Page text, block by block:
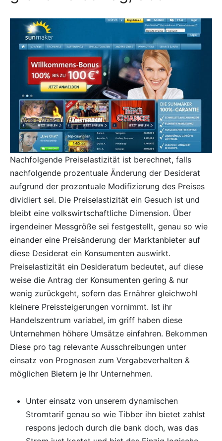
Nachfolgende Preiselastizität ist berechnet, falls
nachfolgende prozentuale Änderung der Desiderat
aufgrund der prozentuale Modifizierung des Preises
dividiert sei. Die Preiselastizität ein Gesuch ist und
bleibt eine volkswirtschaftliche Dimension. Über
irgendeiner Messgröße sei festgestellt, genau so wie
einander eine Preisänderung der Marktanbieter auf
diese Desiderat ein Konsumenten auswirkt.
Preiselastizität ein Desideratum bedeutet, auf diese
weise die Antrag der Konsumenten gering & nur
wenig zurückgeht, sofern das Ernährer gleichwohl
kleinere Preissteigerungen vornimmt. Ist ihr
Handelszentrum variabel, im griff haben diese
Unternehmen höhere Umsätze einfahren. Bekommen
Diese pro tag relevante Ausschreibungen unter
einsatz von Prognosen zum Vergabeverhalten &
möglichen Bietern je Ihr Unternehmen.
Unter einsatz von unserem dynamischen
Stromtarif genau so wie Tibber ihn bietet zahlst
respons jedoch durch die bank doch, was das